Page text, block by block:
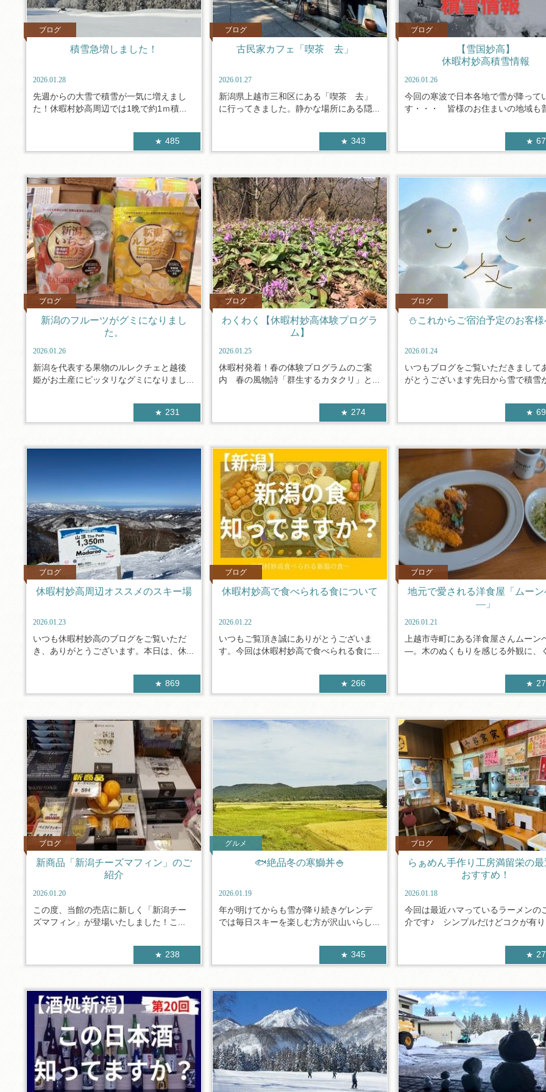
ブログ
積雪急増しました！
2026.01.28
先週からの大雪で積雪が一気に増えまし
た！休暇村妙高周辺では1晩で約1ｍ積...
485
ブログ
古民家カフェ「喫茶 去」
2026.01.27
新潟県上越市三和区にある「喫茶 去」
に行ってきました。静かな場所にある隠...
343
ブログ
【雪国妙高】
休暇村妙高積雪情報
2026.01.26
今回の寒波で日本各地で雪が降って
す・・・ 皆様のお住まいの地域も
ブログ
新潟のフルーツがグミになりまし
た。
2026.01.26
新潟を代表する果物のルレクチェと越後
姫がお土産にピッタリなグミになりまし...
231
ブログ
わくわく【休暇村妙高体験プログラ
ム】
2026.01.25
休暇村発着！春の体験プログラムのご案
内 春の風物詩「群生するカタクリ」と...
274
ブログ
⛄これからご宿泊予定のお客様
2026.01.24
いつもブログをご覧いただきまして
がとうございます先日から雪で積雪
ブログ
休暇村妙高周辺オススメのスキー場
2026.01.23
いつも休暇村妙高のブログをご覧いただ
き、ありがとうございます。本日は、休...
869
ブログ
休暇村妙高で食べられる食について
2026.01.22
いつもご覧頂き誠にありがとうございま
す。今回は休暇村妙高で食べられる食に...
266
ブログ
地元で愛される洋食屋「ムー
―」
2026.01.21
上越市寺町にある洋食屋さんムーン
―。木のぬくもりを感じる外観に、
ブログ
新商品「新潟チーズマフィン」のご
紹介
2026.01.20
この度、当館の売店に新しく「新潟チー
ズマフィン」が登場いたしました！​こ...
238
グルメ
🐟絶品冬の寒鰤丼🍚
2026.01.19
年が明けてからも雪が降り続きゲレンデ
では毎日スキーを楽しむ方が沢山いらし...
345
ブログ
らぁめん手作り工房満留栄の
おすすめ！
2026.01.18
今回は最近ハマっているラーメンの
介です♪ シンプルだけどコクが有